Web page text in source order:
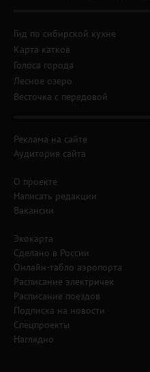
Гид по сибирской кухне
Карта катков
Голоса города
Лесное озеро
Весточка с передовой
Реклама на сайте
Аудитория сайта
О проекте
Написать редакции
Вакансии
Экокарта
Сделано в России
Онлайн-табло аэропорта
Расписание электричек
Расписание поездов
Подписка на новости
Спецпроекты
Наглядно